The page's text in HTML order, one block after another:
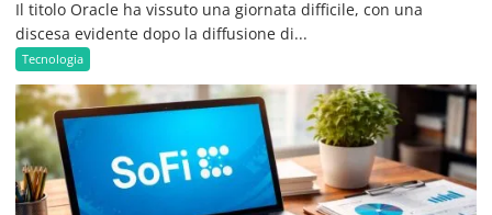
Il titolo Oracle ha vissuto una giornata difficile, con una
discesa evidente dopo la diffusione di...
Tecnologia